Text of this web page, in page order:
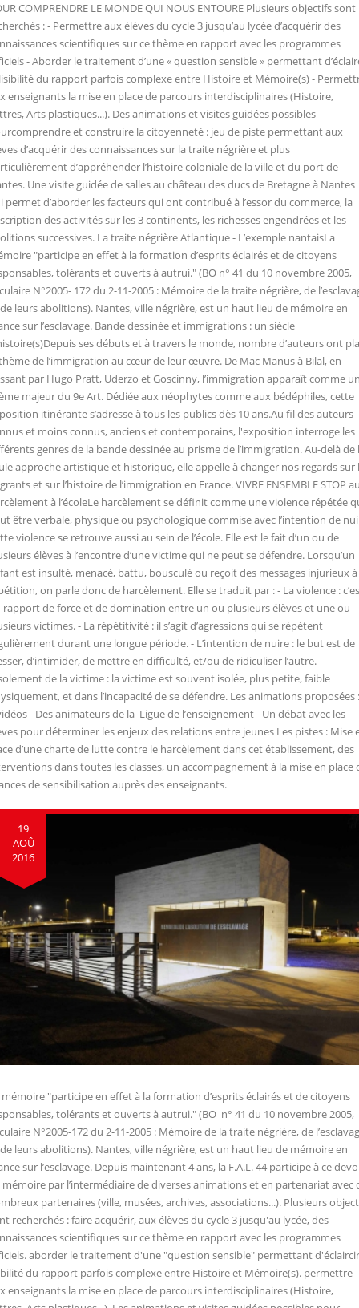
COMPRENDRE LE MONDE QUI NOUS ENTOURE Plusieurs objectifs sont
: - Permettre aux élèves du cycle 3 jusqu’au lycée d’acquérir des
scientifiques sur ce thème en rapport avec les programmes
- Aborder le traitement d’une « question sensible » permettant
du rapport parfois complexe entre Histoire et Mémoire(s) -
enseignants la mise en place de parcours interdisciplinaires (Histoire,
Arts plastiques...). Des animations et visites guidées possibles
et construire la citoyenneté : jeu de piste permettant aux
d’acquérir des connaissances sur la traite négrière et plus
d’appréhender l’histoire coloniale de la ville et du port de
Une visite guidée de salles au château des ducs de Bretagne à Nantes
permet d’aborder les facteurs qui ont contribué à l’essor du commerce, la
des activités sur les 3 continents, les richesses engendrées et les
successives. La traite négrière Atlantique - L’exemple nantaisLa
"participe en effet à la formation d’esprits éclairés et de citoyens
tolérants et ouverts à autrui." (BO n° 41 du 10 novembre 2005,
N°2005- 172 du 2-11-2005 : Mémoire de la traite négrière, de
leurs abolitions). Nantes, ville négrière, est un haut lieu de mémoire en
sur l’esclavage. Bande dessinée et immigrations : un siècle
ses débuts et à travers le monde, nombre d’auteurs ont
de l’immigration au cœur de leur œuvre. De Mac Manus à Bilal, en
par Hugo Pratt, Uderzo et Goscinny, l’immigration apparaît comme
majeur du 9e Art. Dédiée aux néophytes comme aux bédéphiles, cette
itinérante s’adresse à tous les publics dès 10 ans.Au fil des auteurs
et moins connus, anciens et contemporains, l'exposition interroge les
genres de la bande dessinée au prisme de l’immigration. Au-delà de
approche artistique et historique, elle appelle à changer nos regards sur
et sur l’histoire de l’immigration en France. VIVRE ENSEMBLE STOP
à l’écoleLe harcèlement se définit comme une violence répétée
être verbale, physique ou psychologique commise avec l’intention de
violence se retrouve aussi au sein de l’école. Elle est le fait d’un ou de
élèves à l’encontre d’une victime qui ne peut se défendre. Lorsqu’un
est insulté, menacé, battu, bousculé ou reçoit des messages injurieux à
on parle donc de harcèlement. Elle se traduit par : - La violence :
rapport de force et de domination entre un ou plusieurs élèves et une ou
victimes. - La répétitivité : il s’agit d’agressions qui se répètent
durant une longue période. - L’intention de nuire : le but est de
d’intimider, de mettre en difficulté, et/ou de ridiculiser l’autre. -
de la victime : la victime est souvent isolée, plus petite, faible
et dans l’incapacité de se défendre. Les animations proposées
- Des animateurs de la Ligue de l’enseignement - Un débat avec les
pour déterminer les enjeux des relations entre jeunes Les pistes : Mise
d’une charte de lutte contre le harcèlement dans cet établissement, des
dans toutes les classes, un accompagnement à la mise en place
de sensibilisation auprès des enseignants.
19
AOÛ
2016
mémoire "participe en effet à la formation d’esprits éclairés et de citoyens
tolérants et ouverts à autrui." (BO n° 41 du 10 novembre 2005,
N°2005-172 du 2-11-2005 : Mémoire de la traite négrière, de
leurs abolitions). Nantes, ville négrière, est un haut lieu de mémoire en
sur l’esclavage. Depuis maintenant 4 ans, la F.A.L. 44 participe à ce
mémoire par l’intermédiaire de diverses animations et en partenariat avec
partenaires (ville, musées, archives, associations...). Plusieurs
recherchés : faire acquérir, aux élèves du cycle 3 jusqu'au lycée, des
scientifiques sur ce thème en rapport avec les programmes
aborder le traitement d'une "question sensible" permettant
du rapport parfois complexe entre Histoire et Mémoire(s). permettre
enseignants la mise en place de parcours interdisciplinaires (Histoire,